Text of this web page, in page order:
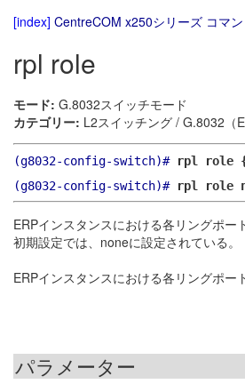
[index] CentreCOM x250シリーズ コマ
rpl role
モード: G.8032スイッチモード
カテゴリー: L2スイッチング / G.8032（
(g8032-config-switch)#
rpl role
(g8032-config-switch)#
rpl role
ERPインスタンスにおける各リングポー
初期設定では、noneに設定されている。
ERPインスタンスにおける各リングポー
パラメーター